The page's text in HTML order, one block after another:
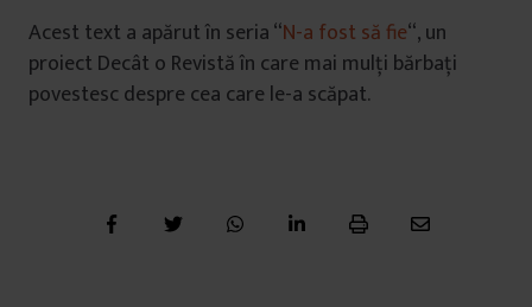
Acest text a apărut în seria “N-a fost să fie“, un
proiect Decât o Revistă în care mai mulți bărbați
povestesc despre cea care le-a scăpat.